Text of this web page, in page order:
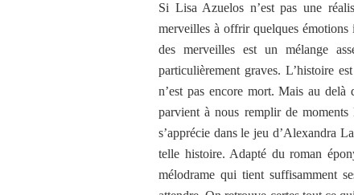
Si Lisa Azuelos n’est pas une
merveilles à offrir quelques émotions
des merveilles est un mélange
particulièrement graves. L’histoire
n’est pas encore mort. Mais au
parvient à nous remplir de
s’apprécie dans le jeu d’Alexandra
telle histoire. Adapté du roman
mélodrame qui tient suffisamment